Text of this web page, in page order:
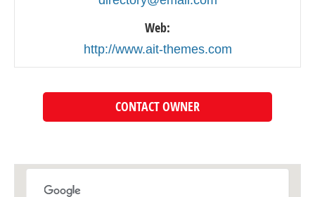
Web:
http://www.ait-themes.com
CONTACT OWNER